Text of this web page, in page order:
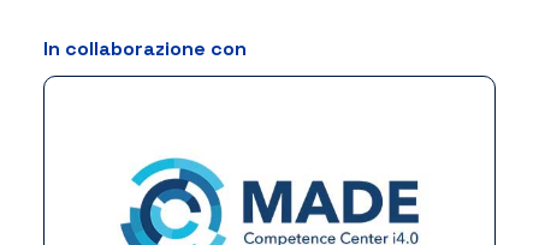
In collaborazione con